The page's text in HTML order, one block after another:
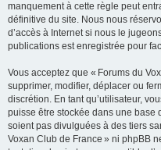
manquement à cette règle peut
définitive du site. Nous nous
d’accès à Internet si nous le
publications est enregistrée pour
Vous acceptez que « Forums du
supprimer, modifier, déplacer ou
discrétion. En tant qu’utilisateur,
puisse être stockée dans une base
soient pas divulguées à des tiers
Voxan Club de France » ni phpBB